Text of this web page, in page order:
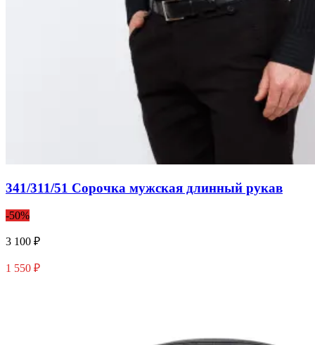
341/311/51 Сорочка мужская длинный рукав
-50%
3 100 ₽
1 550 ₽